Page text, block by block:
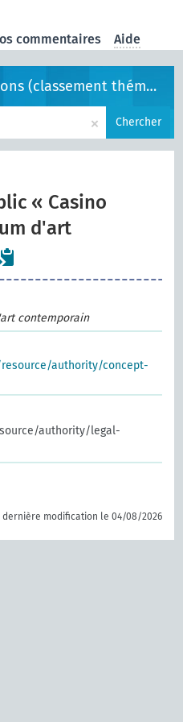
commentaires Aide
(classement thématique)
× Chercher
« Casino
d'art
contemporain
authority/concept-
authority/legal-
dernière modification le 04/08/2026